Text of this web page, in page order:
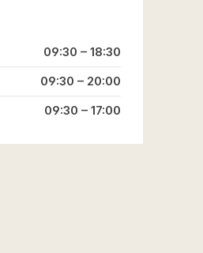
09:30 – 18:30
09:30 – 20:00
09:30 – 17:00